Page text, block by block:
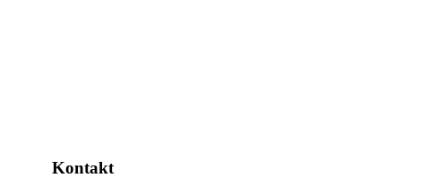
Kontakt